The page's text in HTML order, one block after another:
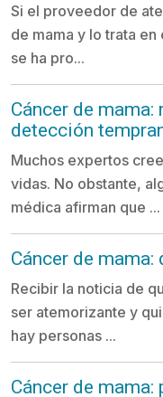
Si el proveedor de
de mama y lo trata
se ha pro...
Cáncer de
detección
Muchos expertos
vidas. No obstante,
médica afirman que ...
Cáncer de
Recibir la noticia de
ser atemorizante y
hay personas ...
Cáncer de mama: